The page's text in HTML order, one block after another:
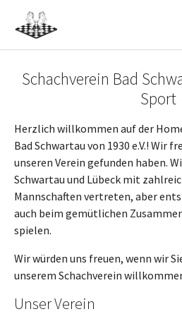
Skip to main navigation
Skip to main content
Skip to page footer
Schachverein Bad
Sport
Herzlich willkommen auf der
Bad Schwartau von 1930 e.V.! Wir
unseren Verein gefunden haben.
Schwartau und Lübeck mit
Mannschaften vertreten, aber
auch beim gemütlichen
spielen.
Wir würden uns freuen, wenn wir
unserem Schachverein
Unser Verein